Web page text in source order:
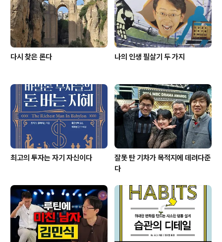
읽고, 저의 습관 3개를 찾아내셨어요. '제가 꼽아본 습관은
짠돌이 ..
다시 찾은 론다 나의 인생 필살기 두 가지
최고의 투자는 자기 자신이다
잘못 탄 기차가 목적지에 데려다준
다